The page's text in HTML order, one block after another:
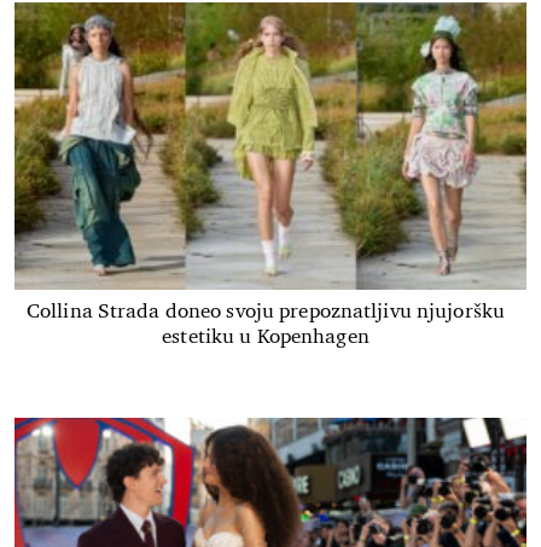
Collina Strada doneo svoju prepoznatljivu njujoršku
estetiku u Kopenhagen